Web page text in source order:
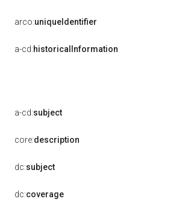
arco:uniqueIdentifier
a-cd:historicalInformation
a-cd:subject
core:description
dc:subject
dc:coverage